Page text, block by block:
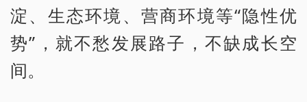
淀、生态环境、营商环境等“隐性优
势”，就不愁发展路子，不缺成长空
间。